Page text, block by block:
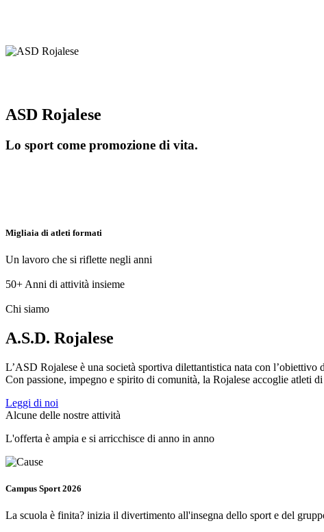
ASD Rojalese
Lo sport come promozione di vita.
Migliaia di atleti formati
Un lavoro che si riflette negli anni
50+ Anni di attività insieme
Chi siamo
A.S.D. Rojalese
L’ASD Rojalese è una società sportiva dilettantistica nata con
Con passione, impegno e spirito di comunità, la Rojalese accoglie atleti
Leggi di noi
Alcune delle nostre attività
L'offerta è ampia e si arricchisce di anno in anno
Campus Sport 2026
La scuola è finita? inizia il divertimento all'insegna dello sport e del